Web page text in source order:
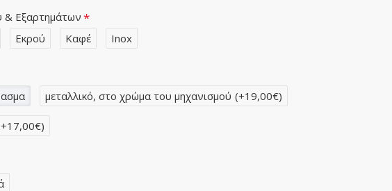
Εξαρτημάτων
Εκρού Καφέ Inox
μεταλλικό, στο χρώμα του μηχανισμού (+19,00€)